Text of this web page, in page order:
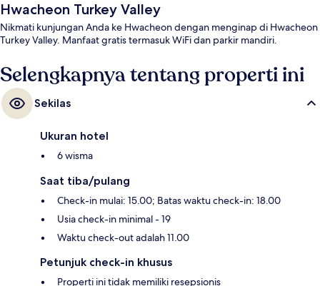
Hwacheon Turkey Valley
Nikmati kunjungan Anda ke Hwacheon dengan menginap di Hwacheon
Turkey Valley. Manfaat gratis termasuk WiFi dan parkir mandiri.
Selengkapnya tentang properti ini
Sekilas
Ukuran hotel
6 wisma
Saat tiba/pulang
Check-in mulai: 15.00; Batas waktu check-in: 18.00
Usia check-in minimal - 19
Waktu check-out adalah 11.00
Petunjuk check-in khusus
Properti ini tidak memiliki resepsionis